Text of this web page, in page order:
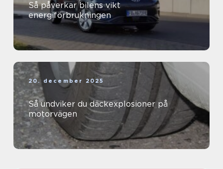
Så påverkar bilens vikt
energiförbrukningen
20. december 2025
Så undviker du däckexplosioner på
motorvägen